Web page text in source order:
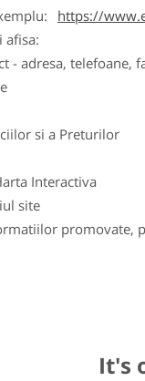
https://
afisa:
- adresa, telefoane,
si a Preturilor
Interactiva
site
promovate,
It's